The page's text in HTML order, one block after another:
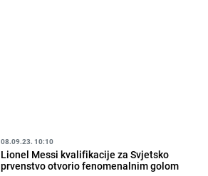
08.09.23. 10:10
Lionel Messi kvalifikacije za Svjetsko
prvenstvo otvorio fenomenalnim golom